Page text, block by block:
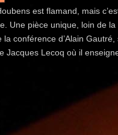
est flamand, mais
Une pièce unique, loin de
la conférence d’Alain
Jacques Lecoq où il